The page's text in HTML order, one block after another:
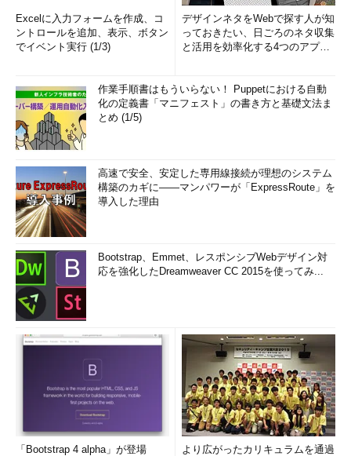
Excelに入力フォームを作成、コ
ントロールを追加、表示、ボタン
でイベント実行 (1/3)
デザインネタをWebで探す人が知
っておきたい、日ごろのネタ収集
と活用を効率化する4つのアプリ
作業手順書はもういらない！ Puppetにおける自動
化の定義書「マニフェスト」の書き方と基礎文法ま
とめ (1/5)
高速で安全、安定した専用線接続が理想のシステム
構築のカギに――マンパワーが「ExpressRoute」を
導入した理由
Bootstrap、Emmet、レスポンシブWebデザイン対
応を強化したDreamweaver CC 2015を使ってみ...
「Bootstrap 4 alpha」が登場
より広がったカリキュラムを通過